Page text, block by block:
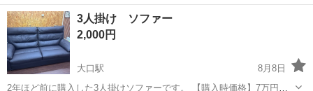
3人掛け ソファー
2,000円
大口駅
8月8日
2年ほど前に購入した3人掛けソファーです。 【購入時価格】7万円ぐ